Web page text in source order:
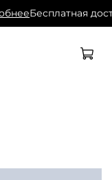
Бесплатная